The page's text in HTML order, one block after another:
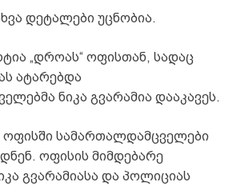
დეტალები უცნობია.
„დროას“ ოფისთან, სადაც
ატარებდა
ნიკა გვარამია დააკავეს.
ოფისში სამართალდამცველები
ოფისის მიმდებარე
გვარამიასა და პოლიციას